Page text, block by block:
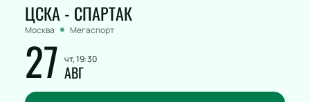
ЦСКА - СПАРТАК
Москва Мегаспорт
27 чт, 19:30
АВГ